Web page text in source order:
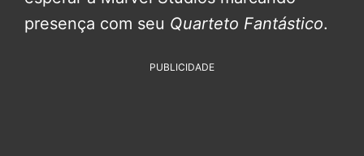
presença com seu Quarteto Fantástico.
PUBLICIDADE